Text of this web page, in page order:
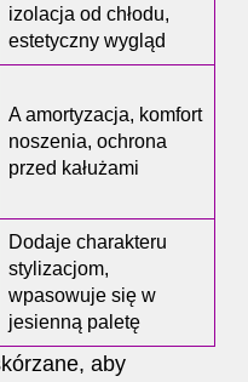
izolacja od chłodu,
estetyczny wygląd
A amortyzacja, komfort
noszenia, ochrona
przed kałużami
Dodaje charakteru
stylizacjom,
wpasowuje się w
jesienną paletę
aby